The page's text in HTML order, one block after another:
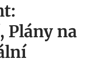
Plány na